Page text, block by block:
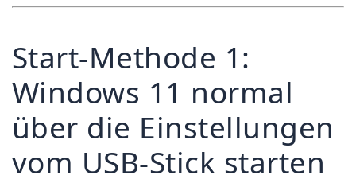
Start-Methode 1:
Windows 11 normal
über die Einstellungen
vom USB-Stick starten